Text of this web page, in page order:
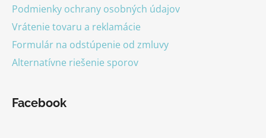
Podmienky ochrany osobných údajov
Vrátenie tovaru a reklamácie
Formulár na odstúpenie od zmluvy
Alternatívne riešenie sporov
Facebook